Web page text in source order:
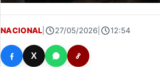
NACIONAL 27/05/2026 12:54
X